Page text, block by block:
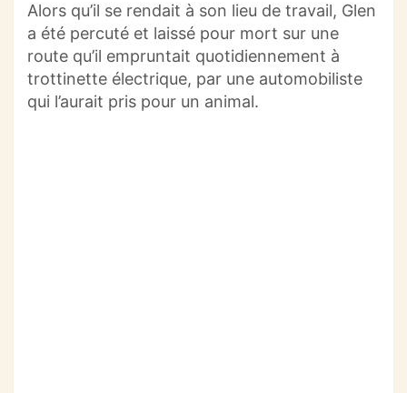
Alors qu’il se rendait à son lieu de travail, Glen
a été percuté et laissé pour mort sur une
route qu’il empruntait quotidiennement à
trottinette électrique, par une automobiliste
qui l’aurait pris pour un animal.